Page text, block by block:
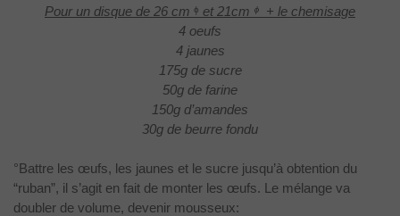
Pour un disque de 26 cm ᶲ et 21cm ᶲ + le chemisage
4 oeufs
4 jaunes
175g de sucre
50g de farine
150g d’amandes
30g de beurre fondu
°Battre les œufs, les jaunes et le sucre jusqu’à obtention du
“ruban”, il s’agit en fait de monter les œufs. Le mélange va
doubler de volume, devenir mousseux: